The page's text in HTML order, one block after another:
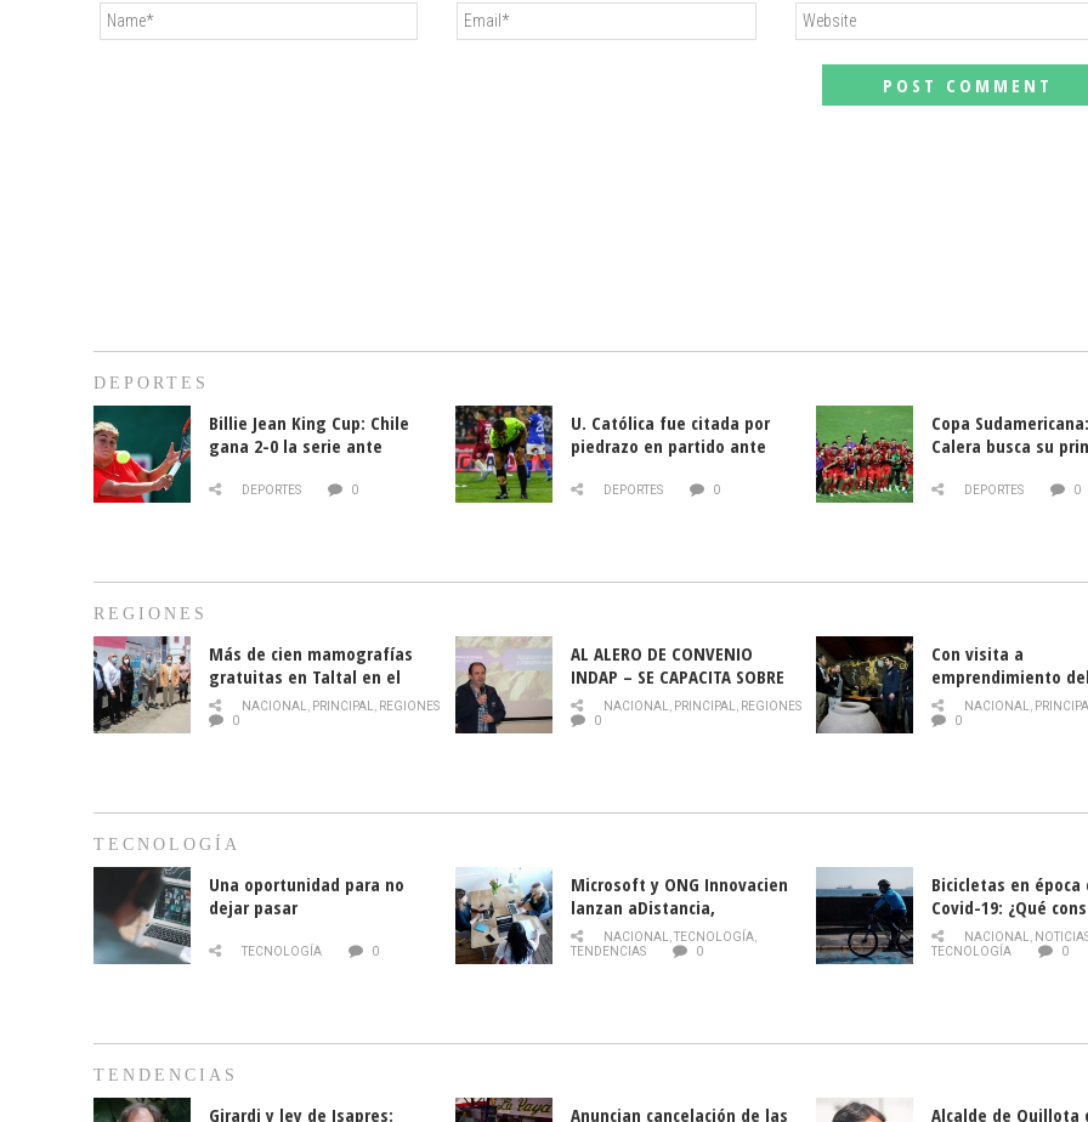
DEPORTES
Billie Jean King Cup: Chile
gana 2-0 la serie ante
DEPORTES 0
U. Católica fue citada por
piedrazo en partido ante
DEPORTES 0
Copa
Calera busca su
DEPORTES 0
REGIONES
Más de cien mamografías
gratuitas en Taltal en el
mes de la prevención del
cáncer de mama
NACIONAL, PRINCIPAL, REGIONES
0
AL ALERO DE CONVENIO
INDAP – SE CAPACITA SOBRE
PLAGA DROSOPHILA SUZUKII
NACIONAL, PRINCIPAL, REGIONES
0
Con visita a
emprendimiento
y llamado al
historia campesina
NACIONAL,
0
TECNOLOGÍA
Una oportunidad para no
dejar pasar
TECNOLOGÍA 0
Microsoft y ONG Innovacien
lanzan aDistancia,
plataforma con cursos
gratuitos online sobre
NACIONAL,TECNOLOGÍA,
TENDENCIAS
0
Bicicletas en época
Covid-19: ¿Qué
momento de
NACIONAL,
TECNOLOGÍA
0
TENDENCIAS
Girardi y ley de Isapres: Anuncian cancelación de las Alcalde de Quillota